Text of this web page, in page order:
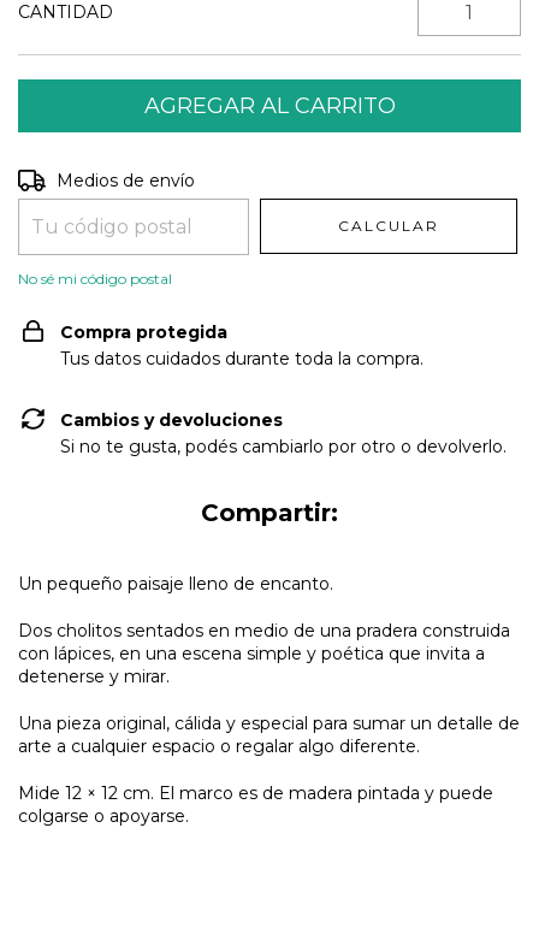
CANTIDAD
Entregas para el CP:
Medios de envío
CALCULAR
No sé mi código postal
Compra protegida
Tus datos cuidados durante toda la compra.
Cambios y devoluciones
Si no te gusta, podés cambiarlo por otro o devolverlo.
Compartir:
Un pequeño paisaje lleno de encanto.
Dos cholitos sentados en medio de una pradera construida
con lápices, en una escena simple y poética que invita a
detenerse y mirar.
Una pieza original, cálida y especial para sumar un detalle de
arte a cualquier espacio o regalar algo diferente.
Mide 12 × 12 cm. El marco es de madera pintada y puede
colgarse o apoyarse.